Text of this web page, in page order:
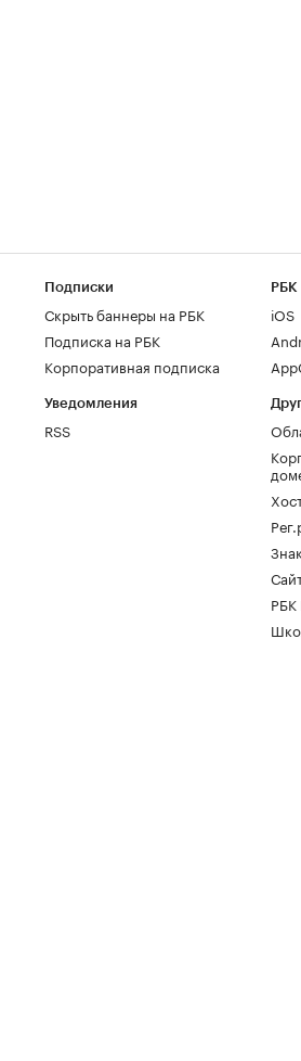
Подписки
Скрыть баннеры на РБК
Подписка на РБК
Корпоративная подписка
Уведомления
RSS
РБК
iOS
РБК